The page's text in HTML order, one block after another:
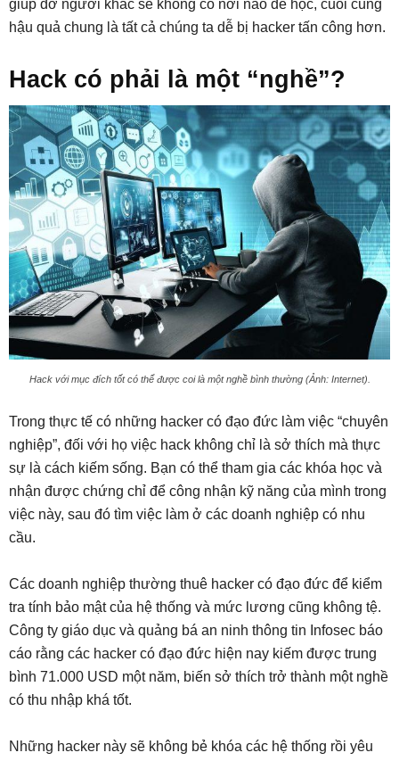
giúp đỡ người khác sẽ không có nơi nào để học, cuối cùng
hậu quả chung là tất cả chúng ta dễ bị hacker tấn công hơn.
Hack có phải là một “nghề”?
Hack với mục đích tốt có thể được coi là một nghề bình thường (Ảnh: Internet).
Trong thực tế có những hacker có đạo đức làm việc “chuyên
nghiệp”, đối với họ việc hack không chỉ là sở thích mà thực
sự là cách kiếm sống. Bạn có thể tham gia các khóa học và
nhận được chứng chỉ để công nhận kỹ năng của mình trong
việc này, sau đó tìm việc làm ở các doanh nghiệp có nhu
cầu.
Các doanh nghiệp thường thuê hacker có đạo đức để kiểm
tra tính bảo mật của hệ thống và mức lương cũng không tệ.
Công ty giáo dục và quảng bá an ninh thông tin Infosec báo
cáo rằng các hacker có đạo đức hiện nay kiếm được trung
bình 71.000 USD một năm, biến sở thích trở thành một nghề
có thu nhập khá tốt.
Những hacker này sẽ không bẻ khóa các hệ thống rồi yêu